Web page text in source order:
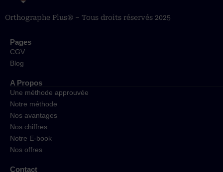
Orthographe Plus® – Tous droits réservés 2025
Pages
CGV
Blog
A Propos
Une méthode approuvée
Notre méthode
Nos avantages
Nos chiffres
Notre E-book
Nos offres
Contact